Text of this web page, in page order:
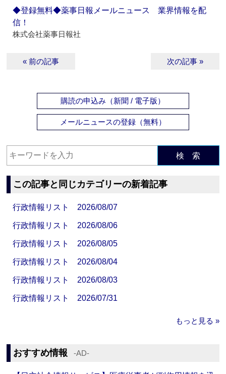
◆登録無料◆薬事日報メールニュース 業界情報を配
信！
株式会社薬事日報社
« 前の記事 次の記事 »
購読の申込み（新聞 / 電子版）
メールニュースの登録（無料）
検 索
この記事と同じカテゴリーの新着記事
行政情報リスト 2026/08/07
行政情報リスト 2026/08/06
行政情報リスト 2026/08/05
行政情報リスト 2026/08/04
行政情報リスト 2026/08/03
行政情報リスト 2026/07/31
もっと見る »
おすすめ情報 ‐AD‐